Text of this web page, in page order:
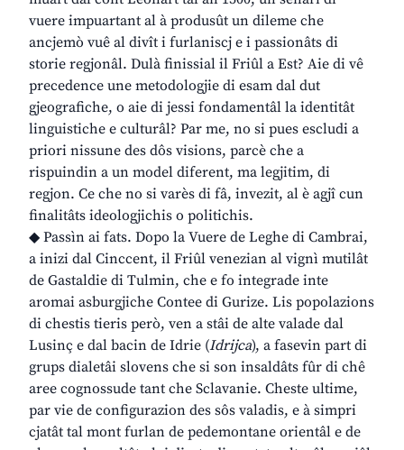
vuere impuartant al à produsût un dileme che
ancjemò vuê al divît i furlaniscj e i passionâts di
storie regjonâl. Dulà finissial il Friûl a Est? Aie di vê
precedence une metodologjie di esam dal dut
gjeografiche, o aie di jessi fondamentâl la identitât
linguistiche e culturâl? Par me, no si pues escludi a
priori nissune des dôs visions, parcè che a
rispuindin a un model diferent, ma legjitim, di
regjon. Ce che no si varès di fâ, invezit, al è agjî cun
finalitâts ideologjichis o politichis.
◆ Passìn ai fats. Dopo la Vuere de Leghe di Cambrai,
a inizi dal Cinccent, il Friûl venezian al vignì mutilât
de Gastaldie di Tulmin, che e fo integrade inte
aromai asburgjiche Contee di Gurize. Lis popolazions
di chestis tieris però, ven a stâi de alte valade dal
Lusinç e dal bacin de Idrie (Idrijca), a fasevin part di
grups dialetâi slovens che si son insaldâts fûr di chê
aree cognossude tant che Sclavanie. Cheste ultime,
par vie de configurazion des sôs valadis, e à simpri
cjatât tal mont furlan de pedemontane orientâl e de